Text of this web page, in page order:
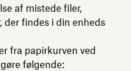
af mistede filer,
findes i din enheds
fra papirkurven ved
følgende: